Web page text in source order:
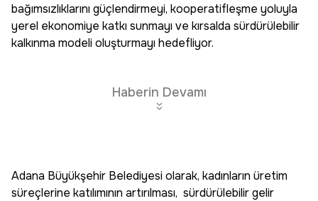
bağımsızlıklarını güçlendirmeyi, kooperatifleşme yoluyla
yerel ekonomiye katkı sunmayı ve kırsalda sürdürülebilir
kalkınma modeli oluşturmayı hedefliyor.
Haberin Devamı
Adana Büyükşehir Belediyesi olarak, kadınların üretim
süreçlerine katılımının artırılması, sürdürülebilir gelir